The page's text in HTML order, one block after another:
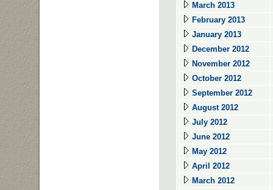
March 2013
February 2013
January 2013
December 2012
November 2012
October 2012
September 2012
August 2012
July 2012
June 2012
May 2012
April 2012
March 2012